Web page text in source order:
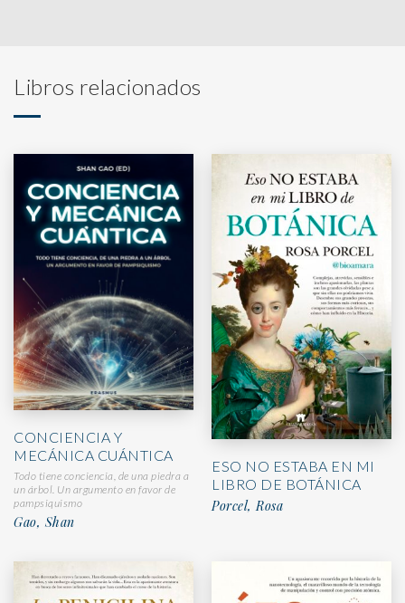
Libros relacionados
CONCIENCIA Y
MECÁNICA CUÁNTICA
Todo tiene conciencia, de una piedra a
un árbol. Un argumento en favor de
pampsiquismo
Gao, Shan
ESO NO ESTABA EN MI
LIBRO DE BOTÁNICA
Porcel, Rosa